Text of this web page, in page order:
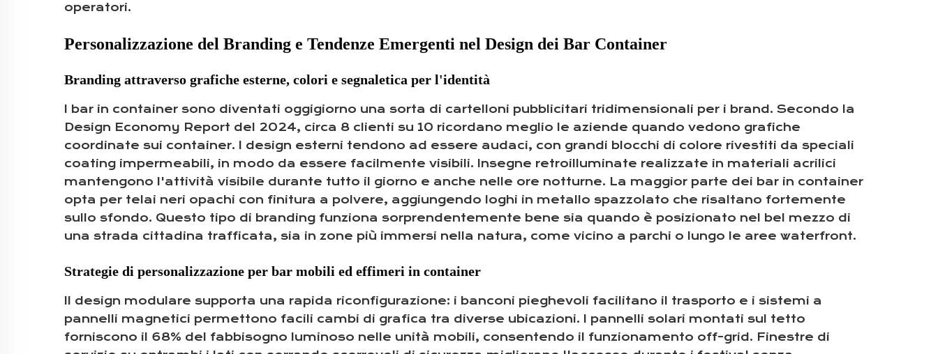
operatori.
Personalizzazione del Branding e Tendenze Emergenti nel Design dei Bar Container
Branding attraverso grafiche esterne, colori e segnaletica per l'identità
I bar in container sono diventati oggigiorno una sorta di cartelloni pubblicitari tridimensionali per i brand. Secondo la
Design Economy Report del 2024, circa 8 clienti su 10 ricordano meglio le aziende quando vedono grafiche
coordinate sui container. I design esterni tendono ad essere audaci, con grandi blocchi di colore rivestiti da speciali
coating impermeabili, in modo da essere facilmente visibili. Insegne retroilluminate realizzate in materiali acrilici
mantengono l'attività visibile durante tutto il giorno e anche nelle ore notturne. La maggior parte dei bar in container
opta per telai neri opachi con finitura a polvere, aggiungendo loghi in metallo spazzolato che risaltano fortemente
sullo sfondo. Questo tipo di branding funziona sorprendentemente bene sia quando è posizionato nel bel mezzo di
una strada cittadina trafficata, sia in zone più immersi nella natura, come vicino a parchi o lungo le aree waterfront.
Strategie di personalizzazione per bar mobili ed effimeri in container
Il design modulare supporta una rapida riconfigurazione: i banconi pieghevoli facilitano il trasporto e i sistemi a
pannelli magnetici permettono facili cambi di grafica tra diverse ubicazioni. I pannelli solari montati sul tetto
forniscono il 68% del fabbisogno luminoso nelle unità mobili, consentendo il funzionamento off-grid. Finestre di